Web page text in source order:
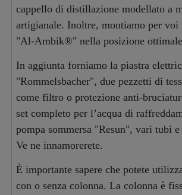
cappello di distillazione modellato a
artigianale. Inoltre, montiamo per voi
"Al-Ambik®" nella posizione
In aggiunta forniamo la piastra
"Rommelsbacher", due pezzetti di
come filtro o protezione anti-
set completo per l’acqua di
pompa sommersa "Resun", vari tubi
Ve ne innamorerete.
È importante sapere che potete
con o senza colonna. La colonna è